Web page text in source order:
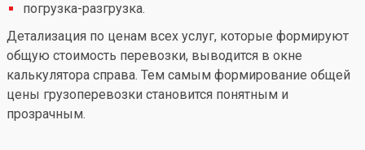
погрузка-разгрузка.
Детализация по ценам всех услуг, которые формируют
общую стоимость перевозки, выводится в окне
калькулятора справа. Тем самым формирование общей
цены грузоперевозки становится понятным и
прозрачным.